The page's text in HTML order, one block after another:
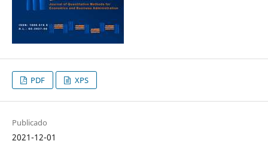
PDF XPS
Publicado
2021-12-01